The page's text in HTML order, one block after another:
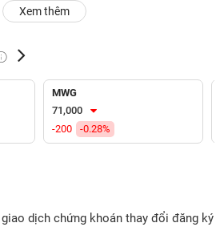
Xem thêm
MWG
71,000
-200
-0.28%
giao dịch chứng khoán thay đổi đăng ký